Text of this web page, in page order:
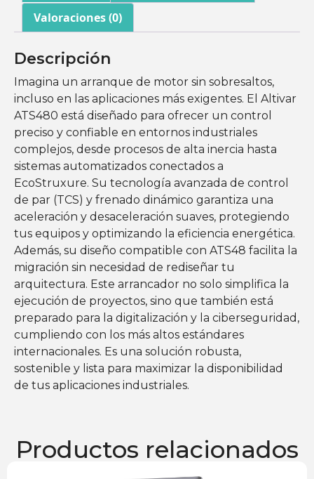
Valoraciones (0)
Descripción
Imagina un arranque de motor sin sobresaltos,
incluso en las aplicaciones más exigentes. El Altivar
ATS480 está diseñado para ofrecer un control
preciso y confiable en entornos industriales
complejos, desde procesos de alta inercia hasta
sistemas automatizados conectados a
EcoStruxure. Su tecnología avanzada de control
de par (TCS) y frenado dinámico garantiza una
aceleración y desaceleración suaves, protegiendo
tus equipos y optimizando la eficiencia energética.
Además, su diseño compatible con ATS48 facilita la
migración sin necesidad de rediseñar tu
arquitectura. Este arrancador no solo simplifica la
ejecución de proyectos, sino que también está
preparado para la digitalización y la ciberseguridad,
cumpliendo con los más altos estándares
internacionales. Es una solución robusta,
sostenible y lista para maximizar la disponibilidad
de tus aplicaciones industriales.
Productos relacionados